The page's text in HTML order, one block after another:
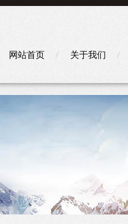
网站首页 关于我们